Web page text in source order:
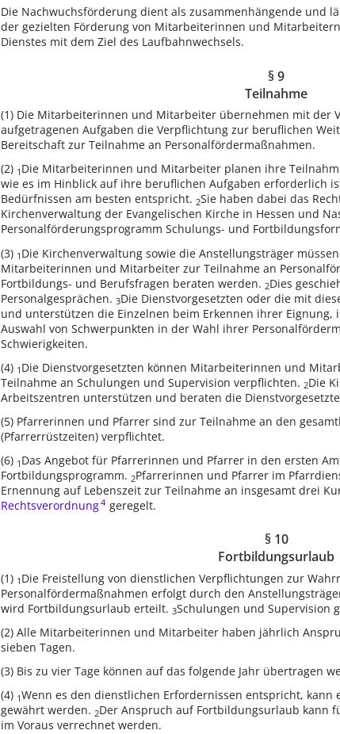
Die Nachwuchsförderung dient als zusammenhängende und
der gezielten Förderung von Mitarbeiterinnen und
Dienstes mit dem Ziel des Laufbahnwechsels.
§ 9
Teilnahme
(1) Die Mitarbeiterinnen und Mitarbeiter übernehmen mit der
aufgetragenen Aufgaben die Verpflichtung zur beruflichen
Bereitschaft zur Teilnahme an Personalfördermaßnahmen.
(2) 1 Die Mitarbeiterinnen und Mitarbeiter planen ihre
wie es im Hinblick auf ihre beruflichen Aufgaben erforderlich
Bedürfnissen am besten entspricht. 2Sie haben dabei das
Kirchenverwaltung der Evangelischen Kirche in Hessen und
Personalförderungsprogramm Schulungs- und
(3) 1 Die Kirchenverwaltung sowie die Anstellungsträger
Mitarbeiterinnen und Mitarbeiter zur Teilnahme an
Fortbildungs- und Berufsfragen beraten werden. 2Dies
Personalgesprächen.3Die Dienstvorgesetzten oder die mit
und unterstützen die Einzelnen beim Erkennen ihrer
Auswahl von Schwerpunkten in der Wahl ihrer
Schwierigkeiten.
(4) 1 Die Dienstvorgesetzten können Mitarbeiterinnen und
Teilnahme an Schulungen und Supervision verpflichten. 2Die
Arbeitszentren unterstützen und beraten die
(5) Pfarrerinnen und Pfarrer sind zur Teilnahme an den
(Pfarrerrüstzeiten) verpflichtet.
(6) 1 Das Angebot für Pfarrerinnen und Pfarrer in den ersten
Fortbildungsprogramm. 2Pfarrerinnen und Pfarrer im
Ernennung auf Lebenszeit zur Teilnahme an insgesamt drei
Rechtsverordnung4 geregelt.
§ 10
Fortbildungsurlaub
(1) 1 Die Freistellung von dienstlichen Verpflichtungen zur
Personalfördermaßnahmen erfolgt durch den
wird Fortbildungsurlaub erteilt.3Schulungen und Supervision
(2) Alle Mitarbeiterinnen und Mitarbeiter haben jährlich
sieben Tagen.
(3) Bis zu vier Tage können auf das folgende Jahr übertragen
(4) 1Wenn es den dienstlichen Erfordernissen entspricht,
gewährt werden. 2Der Anspruch auf Fortbildungsurlaub kann
im Voraus verrechnet werden.